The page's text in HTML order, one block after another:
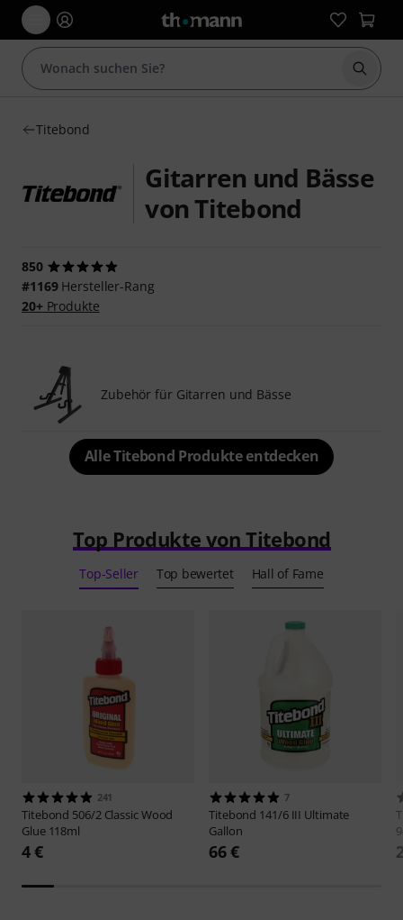
Suche
Titebond
Gitarren und Bässe
von Titebond
850
#1169Hersteller-Rang
20+Produkte
Zubehör für Gitarren und Bässe
Alle Titebond Produkte entdecken
Top Produkte von Titebond
Top-Seller Top bewertet Hall of Fame
241
Titebond 506/2 Classic Wood
Glue 118ml
4 €
7
Titebond 141/6 III Ultimate
Gallon
66 €